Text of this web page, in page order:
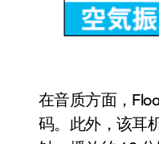
在音质方面，
码。此外，该耳